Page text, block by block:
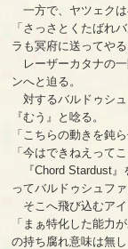
一方で、ヤツェクは
「さっさとくたばれ
ラも冥府に送ってやる
レーザーカタナの
ンへと迫る。
対するバルドゥシュ
『むう』と唸る。
「こちらの動きを鈍
「今はできねえって
『Chord Stardust』
ってバルドゥシュフ
そこへ飛び込むアイ
「まぁ特化した能力
の持ち腐れ意味は無